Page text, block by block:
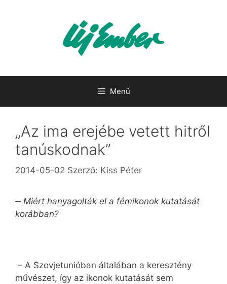
Menü
„Az ima erejébe vetett hitről
tanúskodnak”
2014-05-02 Szerző: Kiss Péter
‒ Miért hanyagolták el a fémikonok kutatását
korábban?
– A Szovjetunióban általában a keresztény
művészet, így az ikonok kutatását sem